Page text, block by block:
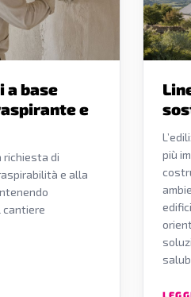
a base
e
richiesta di
e alla
più